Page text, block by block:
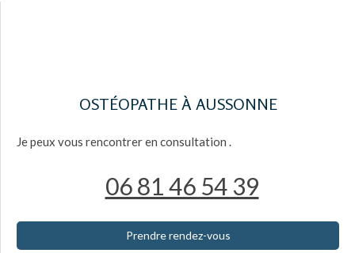
OSTÉOPATHE À AUSSONNE
Je peux vous rencontrer en consultation .
06 81 46 54 39
Prendre rendez-vous